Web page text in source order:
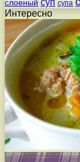
слоеный суп супа
Интересно